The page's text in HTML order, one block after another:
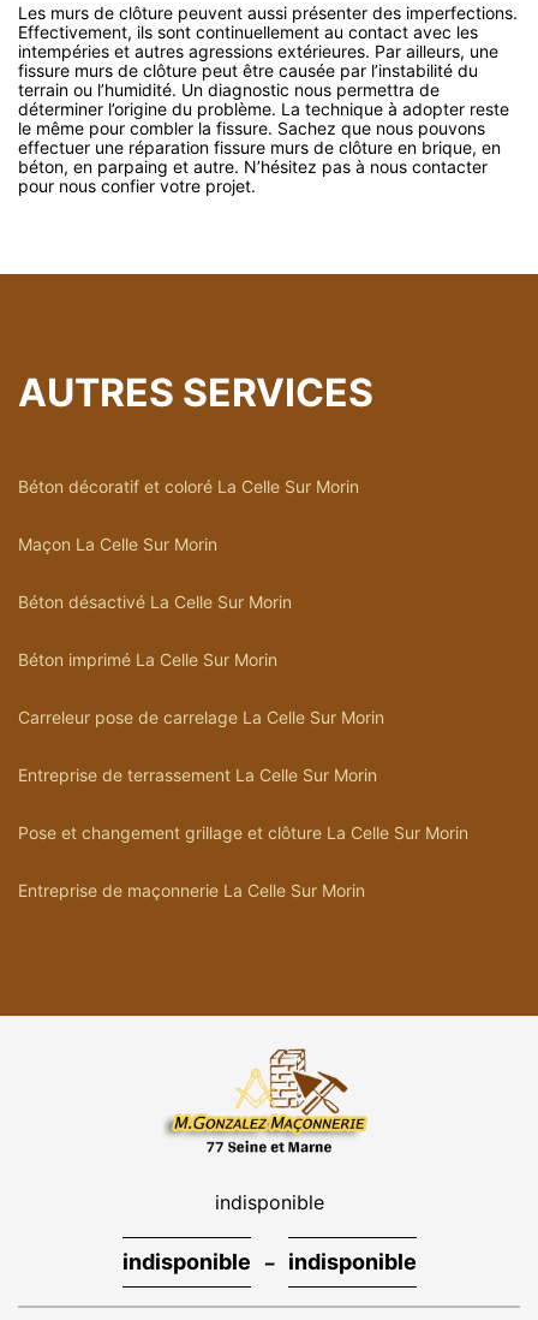
Les murs de clôture peuvent aussi présenter des imperfections.
Effectivement, ils sont continuellement au contact avec les
intempéries et autres agressions extérieures. Par ailleurs, une
fissure murs de clôture peut être causée par l’instabilité du
terrain ou l’humidité. Un diagnostic nous permettra de
déterminer l’origine du problème. La technique à adopter reste
le même pour combler la fissure. Sachez que nous pouvons
effectuer une réparation fissure murs de clôture en brique, en
béton, en parpaing et autre. N’hésitez pas à nous contacter
pour nous confier votre projet.
AUTRES SERVICES
Béton décoratif et coloré La Celle Sur Morin
Maçon La Celle Sur Morin
Béton désactivé La Celle Sur Morin
Béton imprimé La Celle Sur Morin
Carreleur pose de carrelage La Celle Sur Morin
Entreprise de terrassement La Celle Sur Morin
Pose et changement grillage et clôture La Celle Sur Morin
Entreprise de maçonnerie La Celle Sur Morin
indisponible
indisponible - indisponible